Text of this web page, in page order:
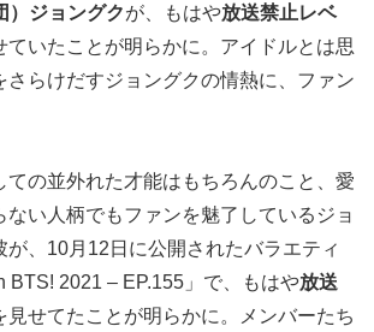
）ジョングクが、もはや放送禁止レベ
ていたことが明らかに。アイドルとは思
さらけだすジョングクの情熱に、ファン
ての並外れた才能はもちろんのこと、愛
ない人柄でもファンを魅了しているジョ
が、10月12日に公開されたバラエティ
BTS! 2021 – EP.155」で、もはや放送
見せてたことが明らかに。メンバーたち